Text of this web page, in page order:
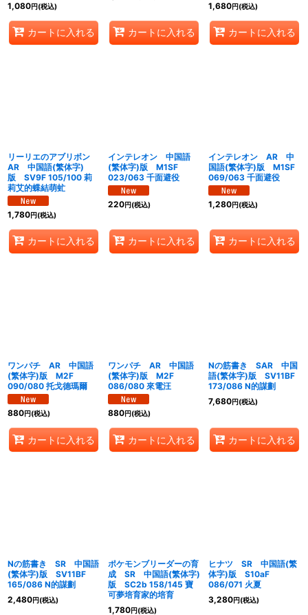
1,080円(税込)
カートに入れる カートに入れる
1,680円(税込)
カートに入れる
リーリエのアブリボン
AR 中国語(繁体字)
版 SV9F 105/100 莉
莉艾的蝶結萌虻
1,780円(税込)
カートに入れる
インテレオン 中国語
(繁体字)版 M1SF
023/063 千面避役
220円(税込)
カートに入れる
インテレオン AR 中
国語(繁体字)版 M1SF
069/063 千面避役
1,280円(税込)
カートに入れる
ワンパチ AR 中国語
(繁体字)版 M2F
090/080 托戈德瑪爾
880円(税込)
カートに入れる
ワンパチ AR 中国語
(繁体字)版 M2F
086/080 來電汪
880円(税込)
カートに入れる
Nの筋書き SAR 中国
語(繁体字)版 SV11BF
173/086 N的謀劃
7,680円(税込)
カートに入れる
Nの筋書き SR 中国語
(繁体字)版 SV11BF
165/086 N的謀劃
2,480円(税込)
ポケモンブリーダーの育
成 SR 中国語(繁体字)
版 SC2b 158/145 寶
可夢培育家的培育
1,780円(税込)
ヒナツ SR 中国語(繁
体字)版 S10aF
086/071 火夏
3,280円(税込)